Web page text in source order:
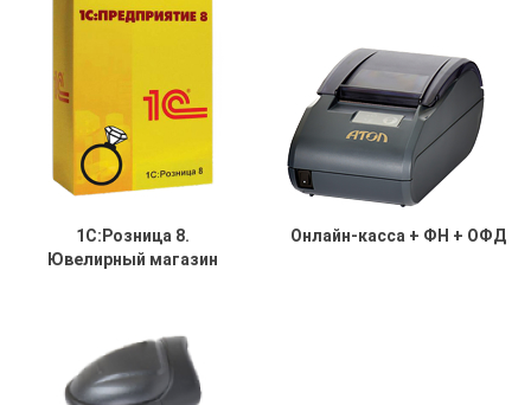
1С:Розница 8.
Ювелирный магазин
Онлайн-касса + ФН + ОФД